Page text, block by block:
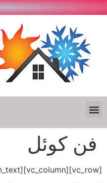
فن کوئل
[vc_row][vc_column][vc_column_text]